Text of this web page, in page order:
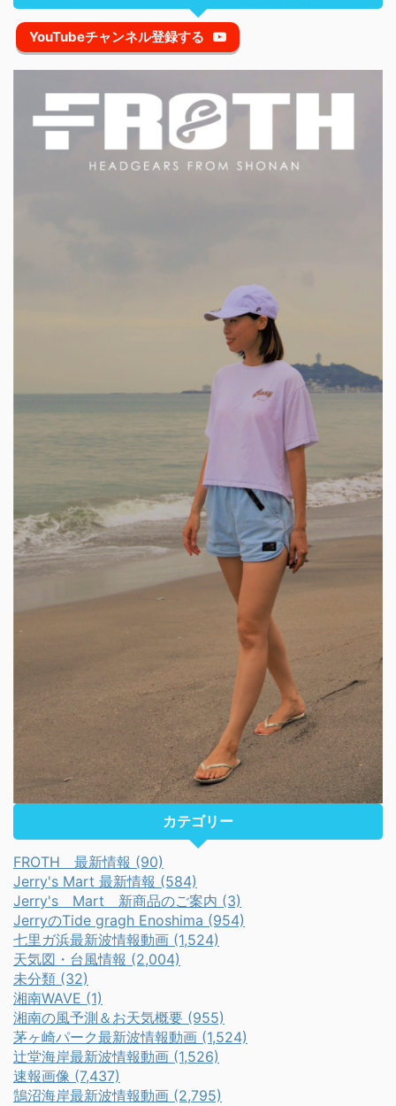
YouTubeチャンネル登録する
カテゴリー
FROTH 最新情報 (90)
Jerry's Mart 最新情報 (584)
Jerry's Mart 新商品のご案内 (3)
JerryのTide gragh Enoshima (954)
七里ガ浜最新波情報動画 (1,524)
天気図・台風情報 (2,004)
未分類 (32)
湘南WAVE (1)
湘南の風予測＆お天気概要 (955)
茅ヶ崎パーク最新波情報動画 (1,524)
辻堂海岸最新波情報動画 (1,526)
速報画像 (7,437)
鵠沼海岸最新波情報動画 (2,795)